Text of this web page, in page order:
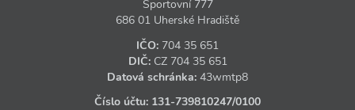
Sportovní 777
686 01 Uherské Hradiště
IČO: 704 35 651
DIČ: CZ 704 35 651
Datová schránka: 43wmtp8
Číslo účtu: 131‑739810247/0100